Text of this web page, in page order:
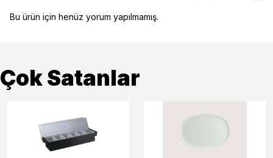
Bu ürün için henüz yorum yapılmamış.
Çok Satanlar